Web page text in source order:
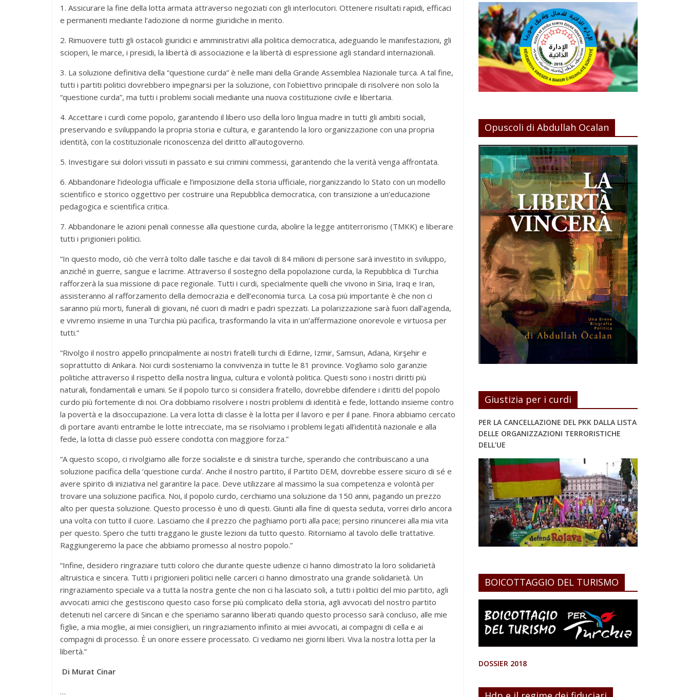
1. Assicurare la fine della lotta armata attraverso negoziati con gli interlocutori. Ottenere risultati rapidi, efficaci
e permanenti mediante l’adozione di norme giuridiche in merito.
2. Rimuovere tutti gli ostacoli giuridici e amministrativi alla politica democratica, adeguando le manifestazioni, gli
scioperi, le marce, i presidi, la libertà di associazione e la libertà di espressione agli standard internazionali.
3. La soluzione definitiva della “questione curda” è nelle mani della Grande Assemblea Nazionale turca. A tal fine,
tutti i partiti politici dovrebbero impegnarsi per la soluzione, con l’obiettivo principale di risolvere non solo la
“questione curda”, ma tutti i problemi sociali mediante una nuova costituzione civile e libertaria.
4. Accettare i curdi come popolo, garantendo il libero uso della loro lingua madre in tutti gli ambiti sociali,
preservando e sviluppando la propria storia e cultura, e garantendo la loro organizzazione con una propria
identità, con la costituzionale riconoscenza del diritto all’autogoverno.
5. Investigare sui dolori vissuti in passato e sui crimini commessi, garantendo che la verità venga affrontata.
6. Abbandonare l’ideologia ufficiale e l’imposizione della storia ufficiale, riorganizzando lo Stato con un modello
scientifico e storico oggettivo per costruire una Repubblica democratica, con transizione a un’educazione
pedagogica e scientifica critica.
7. Abbandonare le azioni penali connesse alla questione curda, abolire la legge antiterrorismo (TMKK) e liberare
tutti i prigionieri politici.
“In questo modo, ciò che verrà tolto dalle tasche e dai tavoli di 84 milioni di persone sarà investito in sviluppo,
anziché in guerre, sangue e lacrime. Attraverso il sostegno della popolazione curda, la Repubblica di Turchia
rafforzerà la sua missione di pace regionale. Tutti i curdi, specialmente quelli che vivono in Siria, Iraq e Iran,
assisteranno al rafforzamento della democrazia e dell’economia turca. La cosa più importante è che non ci
saranno più morti, funerali di giovani, né cuori di madri e padri spezzati. La polarizzazione sarà fuori dall’agenda,
e vivremo insieme in una Turchia più pacifica, trasformando la vita in un’affermazione onorevole e virtuosa per
tutti.”
“Rivolgo il nostro appello principalmente ai nostri fratelli turchi di Edirne, Izmir, Samsun, Adana, Kırşehir e
soprattutto di Ankara. Noi curdi sosteniamo la convivenza in tutte le 81 province. Vogliamo solo garanzie
politiche attraverso il rispetto della nostra lingua, cultura e volontà politica. Questi sono i nostri diritti più
naturali, fondamentali e umani. Se il popolo turco si considera fratello, dovrebbe difendere i diritti del popolo
curdo più fortemente di noi. Ora dobbiamo risolvere i nostri problemi di identità e fede, lottando insieme contro
la povertà e la disoccupazione. La vera lotta di classe è la lotta per il lavoro e per il pane. Finora abbiamo cercato
di portare avanti entrambe le lotte intrecciate, ma se risolviamo i problemi legati all’identità nazionale e alla
fede, la lotta di classe può essere condotta con maggiore forza.”
“A questo scopo, ci rivolgiamo alle forze socialiste e di sinistra turche, sperando che contribuiscano a una
soluzione pacifica della ‘questione curda’. Anche il nostro partito, il Partito DEM, dovrebbe essere sicuro di sé e
avere spirito di iniziativa nel garantire la pace. Deve utilizzare al massimo la sua competenza e volontà per
trovare una soluzione pacifica. Noi, il popolo curdo, cerchiamo una soluzione da 150 anni, pagando un prezzo
alto per questa soluzione. Questo processo è uno di questi. Giunti alla fine di questa seduta, vorrei dirlo ancora
una volta con tutto il cuore. Lasciamo che il prezzo che paghiamo porti alla pace; persino rinuncerei alla mia vita
per questo. Spero che tutti traggano le giuste lezioni da tutto questo. Ritorniamo al tavolo delle trattative.
Raggiungeremo la pace che abbiamo promesso al nostro popolo.”
“Infine, desidero ringraziare tutti coloro che durante queste udienze ci hanno dimostrato la loro solidarietà
altruistica e sincera. Tutti i prigionieri politici nelle carceri ci hanno dimostrato una grande solidarietà. Un
ringraziamento speciale va a tutta la nostra gente che non ci ha lasciato soli, a tutti i politici del mio partito, agli
avvocati amici che gestiscono questo caso forse più complicato della storia, agli avvocati del nostro partito
detenuti nel carcere di Sincan e che speriamo saranno liberati quando questo processo sarà concluso, alle mie
figlie, a mia moglie, ai miei consiglieri, un ringraziamento infinito ai miei avvocati, ai compagni di cella e ai
compagni di processo. È un onore essere processato. Ci vediamo nei giorni liberi. Viva la nostra lotta per la
libertà.”
Di Murat Cinar
…
Opuscoli di Abdullah Ocalan
Giustizia per i curdi
PER LA CANCELLAZIONE DEL PKK DALLA LISTA
DELLE ORGANIZZAZIONI TERRORISTICHE
DELL’UE
BOICOTTAGGIO DEL TURISMO
DOSSIER 2018